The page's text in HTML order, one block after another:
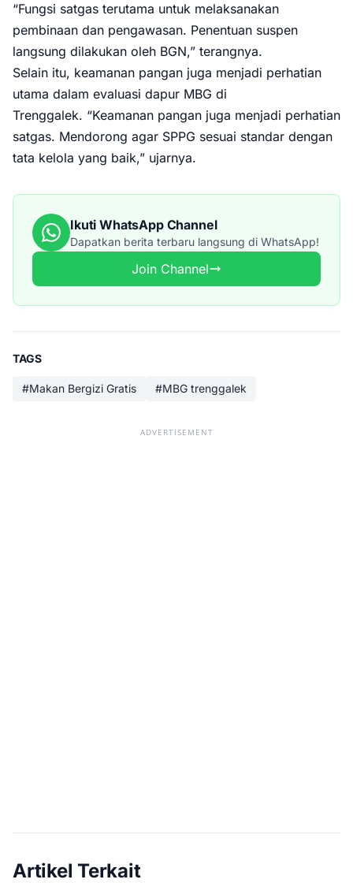
“Fungsi satgas terutama untuk melaksanakan
pembinaan dan pengawasan. Penentuan suspen
langsung dilakukan oleh BGN,” terangnya.
Selain itu, keamanan pangan juga menjadi perhatian
utama dalam evaluasi dapur MBG di
Trenggalek. “Keamanan pangan juga menjadi perhatian
satgas. Mendorong agar SPPG sesuai standar dengan
tata kelola yang baik,” ujarnya.
Ikuti WhatsApp Channel
Dapatkan berita terbaru langsung di WhatsApp!
Join Channel
TAGS
#Makan Bergizi Gratis #MBG trenggalek
ADVERTISEMENT
Artikel Terkait